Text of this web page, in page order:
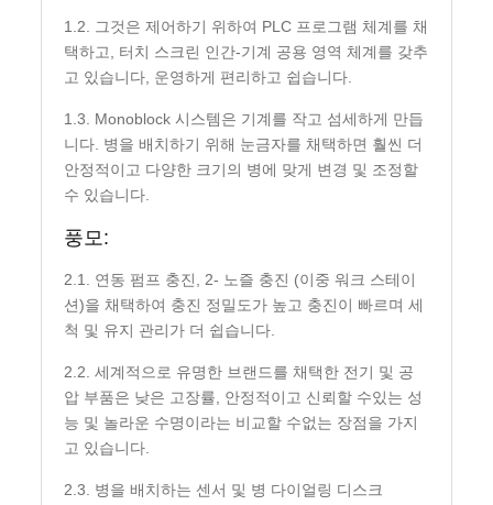
1.2. 그것은 제어하기 위하여 PLC 프로그램 체계를 채
택하고, 터치 스크린 인간-기계 공용 영역 체계를 갖추
고 있습니다, 운영하게 편리하고 쉽습니다.
1.3. Monoblock 시스템은 기계를 작고 섬세하게 만듭
니다. 병을 배치하기 위해 눈금자를 채택하면 훨씬 더
안정적이고 다양한 크기의 병에 맞게 변경 및 조정할
수 있습니다.
풍모:
2.1. 연동 펌프 충진, 2- 노즐 충진 (이중 워크 스테이
션)을 채택하여 충진 정밀도가 높고 충진이 빠르며 세
척 및 유지 관리가 더 쉽습니다.
2.2. 세계적으로 유명한 브랜드를 채택한 전기 및 공
압 부품은 낮은 고장률, 안정적이고 신뢰할 수있는 성
능 및 놀라운 수명이라는 비교할 수없는 장점을 가지
고 있습니다.
2.3. 병을 배치하는 센서 및 병 다이얼링 디스크